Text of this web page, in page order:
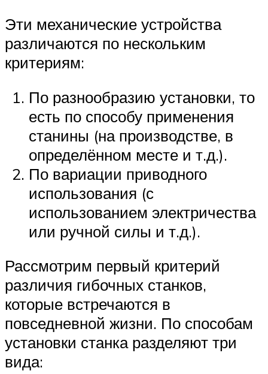
Эти механические устройства
различаются по нескольким
критериям:
По разнообразию установки, то
есть по способу применения
станины (на производстве, в
определённом месте и т.д.).
По вариации приводного
использования (с
использованием электричества
или ручной силы и т.д.).
Рассмотрим первый критерий
различия гибочных станков,
которые встречаются в
повседневной жизни. По способам
установки станка разделяют три
вида: